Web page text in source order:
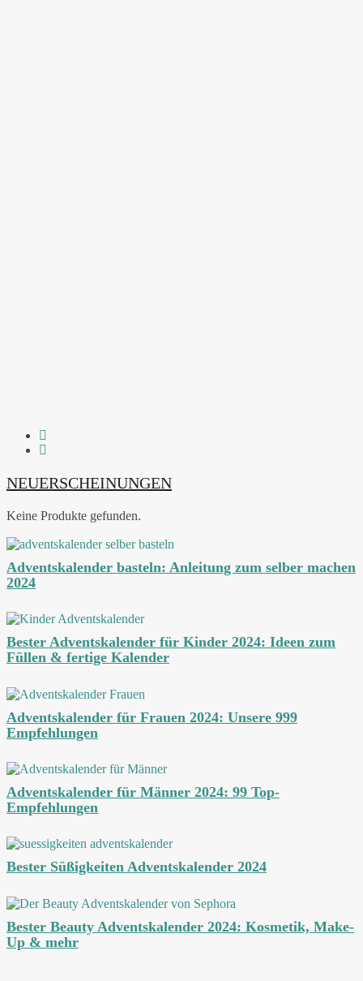
NEUERSCHEINUNGEN
Keine Produkte gefunden.
Adventskalender basteln: Anleitung zum selber machen
2024
Bester Adventskalender für Kinder 2024: Ideen zum
Füllen & fertige Kalender
Adventskalender für Frauen 2024: Unsere 999
Empfehlungen
Adventskalender für Männer 2024: 99 Top-
Empfehlungen
Bester Süßigkeiten Adventskalender 2024
Bester Beauty Adventskalender 2024: Kosmetik, Make-
Up & mehr